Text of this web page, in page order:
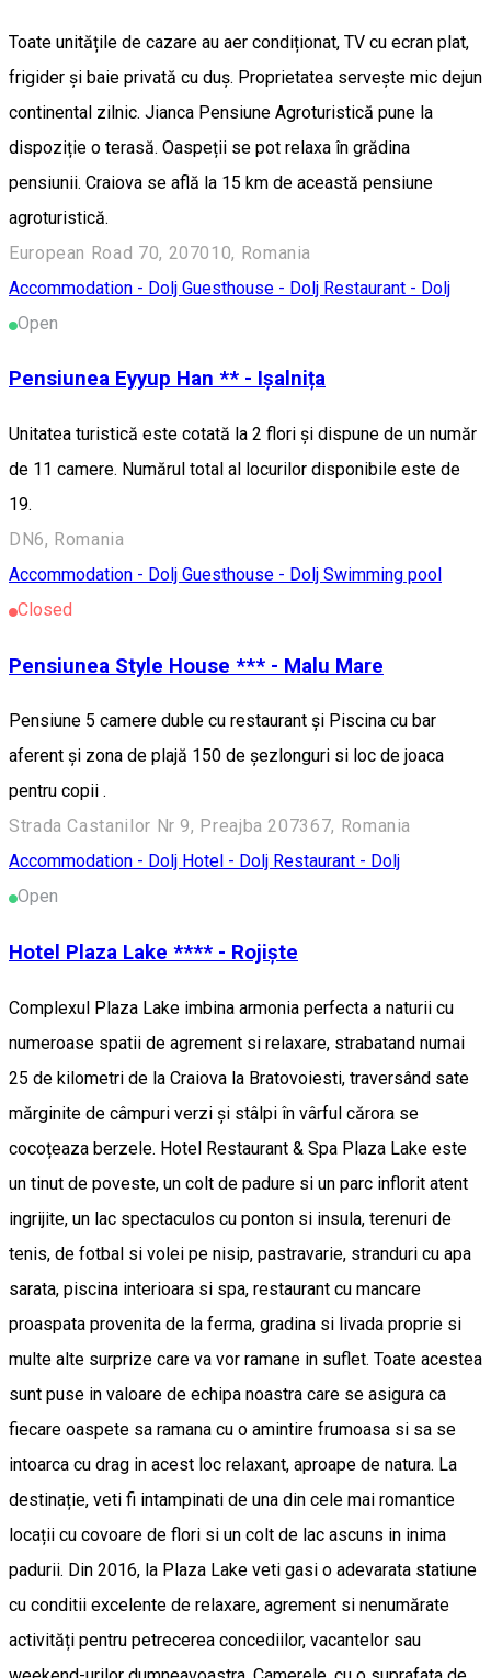
Toate unitățile de cazare au aer condiționat, TV cu ecran plat,
frigider și baie privată cu duș. Proprietatea servește mic dejun
continental zilnic. Jianca Pensiune Agroturistică pune la
dispoziție o terasă. Oaspeții se pot relaxa în grădina
pensiunii. Craiova se află la 15 km de această pensiune
agroturistică.
European Road 70, 207010, Romania
Accommodation - Dolj Guesthouse - Dolj Restaurant - Dolj
Open
Pensiunea Eyyup Han ** - Ișalnița
Unitatea turistică este cotată la 2 flori și dispune de un număr
de 11 camere. Numărul total al locurilor disponibile este de
19.
DN6, Romania
Accommodation - Dolj Guesthouse - Dolj Swimming pool
Closed
Pensiunea Style House *** - Malu Mare
Pensiune 5 camere duble cu restaurant și Piscina cu bar
aferent și zona de plajă 150 de șezlonguri si loc de joaca
pentru copii .
Strada Castanilor Nr 9, Preajba 207367, Romania
Accommodation - Dolj Hotel - Dolj Restaurant - Dolj
Open
Hotel Plaza Lake **** - Rojiște
Complexul Plaza Lake imbina armonia perfecta a naturii cu
numeroase spatii de agrement si relaxare, strabatand numai
25 de kilometri de la Craiova la Bratovoiesti, traversând sate
mărginite de câmpuri verzi și stâlpi în vârful cărora se
cocoțeaza berzele. Hotel Restaurant & Spa Plaza Lake este
un tinut de poveste, un colt de padure si un parc inflorit atent
ingrijite, un lac spectaculos cu ponton si insula, terenuri de
tenis, de fotbal si volei pe nisip, pastravarie, stranduri cu apa
sarata, piscina interioara si spa, restaurant cu mancare
proaspata provenita de la ferma, gradina si livada proprie si
multe alte surprize care va vor ramane in suflet. Toate acestea
sunt puse in valoare de echipa noastra care se asigura ca
fiecare oaspete sa ramana cu o amintire frumoasa si sa se
intoarca cu drag in acest loc relaxant, aproape de natura. La
destinație, veti fi intampinati de una din cele mai romantice
locații cu covoare de flori si un colt de lac ascuns in inima
padurii. Din 2016, la Plaza Lake veti gasi o adevarata statiune
cu conditii excelente de relaxare, agrement si nenumărate
activități pentru petrecerea concediilor, vacantelor sau